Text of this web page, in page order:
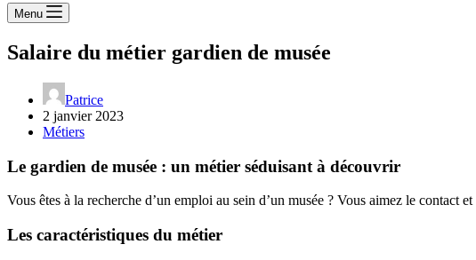
Menu
Salaire du métier gardien de musée
Patrice
2 janvier 2023
Métiers
Le gardien de musée : un métier séduisant à découvrir
Vous êtes à la recherche d’un emploi au sein d’un musée ? Vous aimez le contact
Les caractéristiques du métier